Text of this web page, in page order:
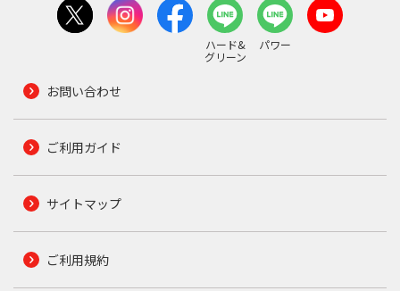
ハード&
グリーン
パワー
お問い合わせ
ご利用ガイド
サイトマップ
ご利用規約